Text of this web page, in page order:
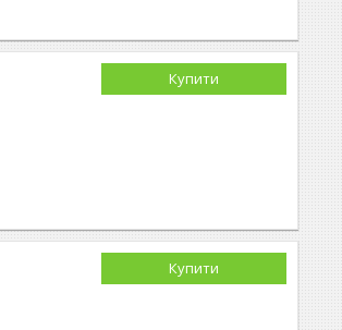
Купити
Купити